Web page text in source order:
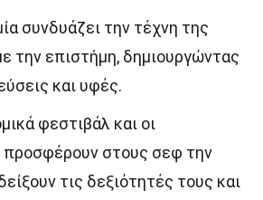
συνδυάζει την τέχνη της
την επιστήμη, δημιουργώντας
και υφές.
φεστιβάλ και οι
προσφέρουν στους σεφ την
τις δεξιότητές τους και